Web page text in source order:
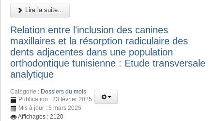
Lire la suite...
Relation entre l'inclusion des canines
maxillaires et la résorption radiculaire des
dents adjacentes dans une population
orthodontique tunisienne : Etude transversale
analytique
Catégorie : Dossiers du mois
Publication : 23 février 2025
Mis à jour : 5 mars 2025
Affichages : 2120